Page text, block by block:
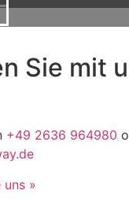
Sie mit
+49 2636 964980
uns »